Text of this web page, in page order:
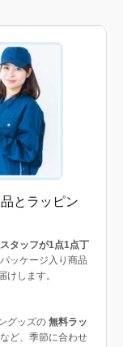
とラッピン
タッフが1点1点丁
ッケージ入り商品
けします。
グッズの 無料ラッ
ど、季節に合わせ